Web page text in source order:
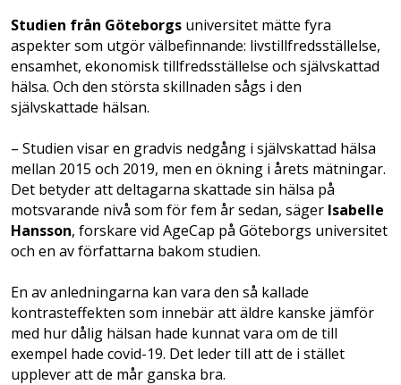
Studien från Göteborgs universitet mätte fyra
aspekter som utgör välbefinnande: livstillfredsställelse,
ensamhet, ekonomisk tillfredsställelse och självskattad
hälsa. Och den största skillnaden sågs i den
självskattade hälsan.
– Studien visar en gradvis nedgång i självskattad hälsa
mellan 2015 och 2019, men en ökning i årets mätningar.
Det betyder att deltagarna skattade sin hälsa på
motsvarande nivå som för fem år sedan, säger Isabelle
Hansson, forskare vid AgeCap på Göteborgs universitet
och en av författarna bakom studien.
En av anledningarna kan vara den så kallade
kontrasteffekten som innebär att äldre kanske jämför
med hur dålig hälsan hade kunnat vara om de till
exempel hade covid-19. Det leder till att de i stället
upplever att de mår ganska bra.